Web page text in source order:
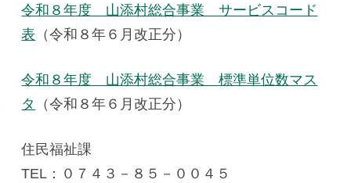
令和８年度 山添村総合事業 サービスコード
表 （令和８年６月改正分）
令和８年度 山添村総合事業 標準単位数マス
タ
（令和８年６月改正分）
住民福祉課
TEL：０７４３－８５－００４５